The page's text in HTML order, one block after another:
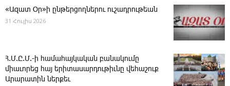
«Ազատ Օր»ի ընթերցողներու ուշադրութեան
31 Հուլիս 2026
Հ.Մ.Ը.Մ.-ի համահայկական բանակումը
միաւորեց հայ երիտասարդութիւնը վեհաշուք
Արարատին ներքեւ